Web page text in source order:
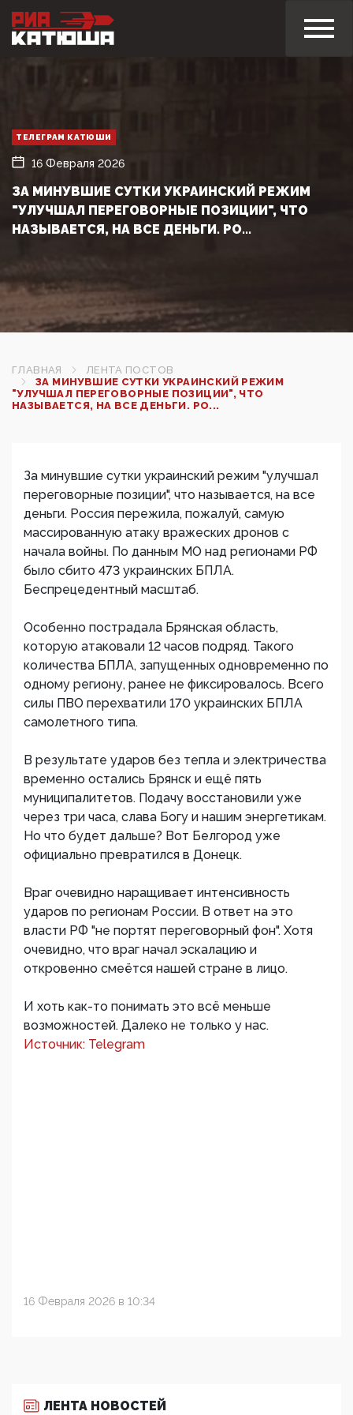
ТЕЛЕГРАМ КАТЮШИ
16 Февраля 2026
ЗА МИНУВШИЕ СУТКИ УКРАИНСКИЙ РЕЖИМ
"УЛУЧШАЛ ПЕРЕГОВОРНЫЕ ПОЗИЦИИ", ЧТО
НАЗЫВАЕТСЯ, НА ВСЕ ДЕНЬГИ. РО...
ГЛАВНАЯ
ЛЕНТА ПОСТОВ
ЗА МИНУВШИЕ СУТКИ УКРАИНСКИЙ РЕЖИМ
"УЛУЧШАЛ ПЕРЕГОВОРНЫЕ ПОЗИЦИИ", ЧТО
НАЗЫВАЕТСЯ, НА ВСЕ ДЕНЬГИ. РО...
За минувшие сутки украинский режим "улучшал
переговорные позиции", что называется, на все
деньги. Россия пережила, пожалуй, самую
массированную атаку вражеских дронов с
начала войны. По данным МО над регионами РФ
было сбито 473 украинских БПЛА.
Беспрецедентный масштаб.
Особенно пострадала Брянская область,
которую атаковали 12 часов подряд. Такого
количества БПЛА, запущенных одновременно по
одному региону, ранее не фиксировалось. Всего
силы ПВО перехватили 170 украинских БПЛА
самолетного типа.
В результате ударов без тепла и электричества
временно остались Брянск и ещё пять
муниципалитетов. Подачу восстановили уже
через три часа, слава Богу и нашим энергетикам.
Но что будет дальше? Вот Белгород уже
официально превратился в Донецк.
Враг очевидно наращивает интенсивность
ударов по регионам России. В ответ на это
власти РФ "не портят переговорный фон". Хотя
очевидно, что враг начал эскалацию и
откровенно смеётся нашей стране в лицо.
И хоть как-то понимать это всё меньше
возможностей. Далеко не только у нас.
Источник: Telegram
16 Февраля 2026 в 10:34
ЛЕНТА НОВОСТЕЙ